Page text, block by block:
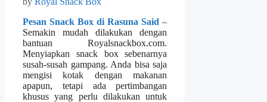
Pesan Snack Box di Rasuna Said –
Semakin mudah dilakukan dengan
bantuan Royalsnackbox.com.
Menyiapkan snack box sebenarnya
susah-susah gampang. Anda bisa saja
mengisi kotak dengan makanan
apapun, tetapi ada pertimbangan
khusus yang perlu dilakukan untuk